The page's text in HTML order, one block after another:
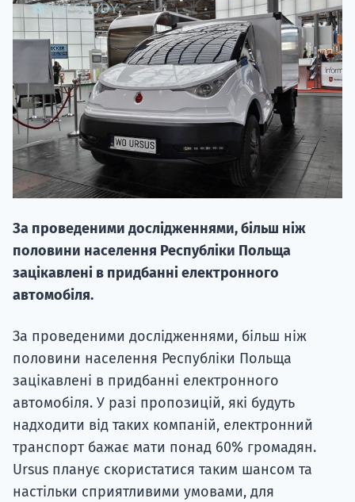
За проведеними дослідженнями, більш ніж
половини населення Республіки Польща
зацікавлені в придбанні електронного
автомобіля.
За проведеними дослідженнями, більш ніж
половини населення Республіки Польща
зацікавлені в придбанні електронного
автомобіля. У разі пропозицій, які будуть
надходити від таких компаній, електронний
транспорт бажає мати понад 60% громадян.
Ursus планує скористатися таким шансом та
настільки сприятливими умовами, для
НАБІР
вступ на